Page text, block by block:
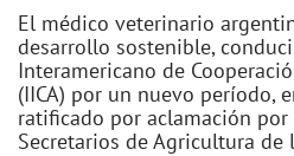
El médico veterinario
desarrollo sostenible,
Interamericano de
(IICA) por un nuevo período,
ratificado por aclamación
Secretarios de Agricultura de